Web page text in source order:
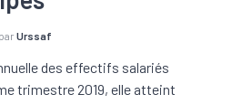
par Urssaf
des effectifs salariés
trimestre 2019, elle atteint